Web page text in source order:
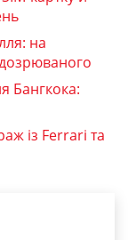
на
Бангкока:
із Ferrari та